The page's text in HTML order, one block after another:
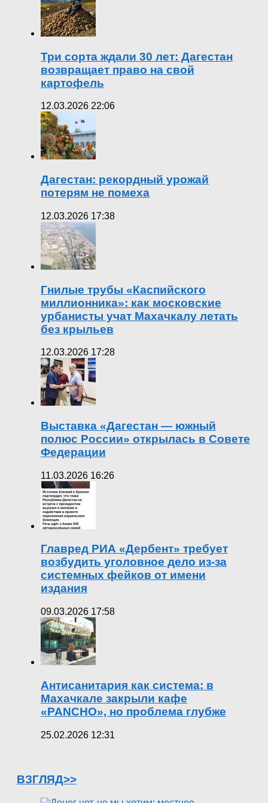
Три сорта ждали 30 лет: Дагестан
возвращает право на свой
картофель
12.03.2026 22:06
Дагестан: рекордный урожай
потерям не помеха
12.03.2026 17:38
Гнилые трубы «Каспийского
миллионника»: как московские
урбанисты учат Махачкалу летать
без крыльев
12.03.2026 17:28
Выставка «Дагестан — южный
полюс России» открылась в Совете
Федерации
11.03.2026 16:26
Главред РИА «Дербент» требует
возбудить уголовное дело из-за
системных фейков от имени
издания
09.03.2026 17:58
Антисанитария как система: в
Махачкале закрыли кафе
«PANCHO», но проблема глубже
25.02.2026 12:31
ВЗГЛЯД>>